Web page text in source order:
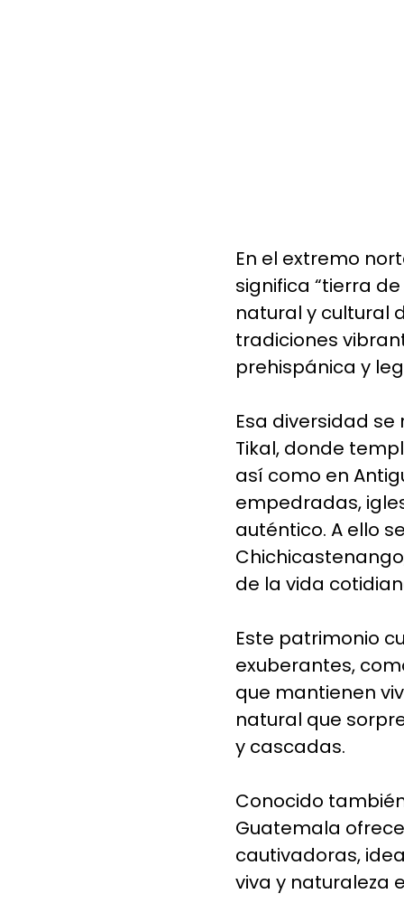
En el extremo
significa “tierra
natural y cultural
tradiciones
prehispánica y
Esa diversidad
Tikal, donde
así como en
empedradas,
auténtico. A ello
de la vida
Este patrimonio
exuberantes,
que mantienen
natural que
y cascadas.
Conocido
Guatemala
cautivadoras,
viva y naturaleza